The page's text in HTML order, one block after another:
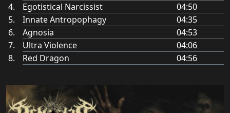
Egotistical Narcissist
04:50
Innate Antropophagy
04:35
Agnosia
04:53
Ultra Violence
04:06
Red Dragon
04:56